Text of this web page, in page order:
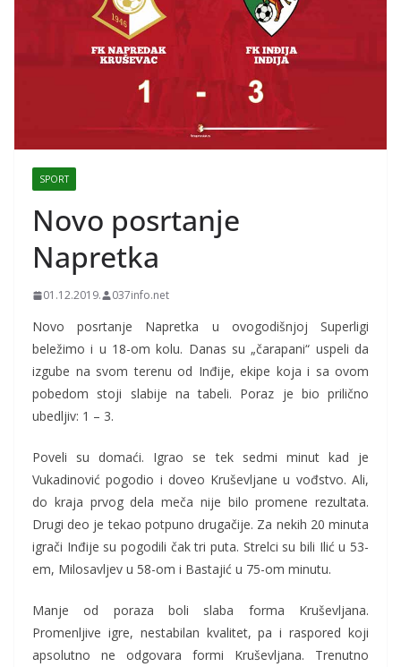
SPORT
Novo posrtanje
Napretka
01.12.2019. 037info.net
Novo posrtanje Napretka u ovogodišnjoj Superligi
beležimo i u 18-om kolu. Danas su „čarapani“ uspeli da
izgube na svom terenu od Inđije, ekipe koja i sa ovom
pobedom stoji slabije na tabeli. Poraz je bio prilično
ubedljiv: 1 – 3.
Poveli su domaći. Igrao se tek sedmi minut kad je
Vukadinović pogodio i doveo Kruševljane u vođstvo. Ali,
do kraja prvog dela meča nije bilo promene rezultata.
Drugi deo je tekao potpuno drugačije. Za nekih 20 minuta
igrači Inđije su pogodili čak tri puta. Strelci su bili Ilić u 53-
em, Milosavljev u 58-om i Bastajić u 75-om minutu.
Manje od poraza boli slaba forma Kruševljana.
Promenljive igre, nestabilan kvalitet, pa i raspored koji
apsolutno ne odgovara formi Kruševljana. Trenutno